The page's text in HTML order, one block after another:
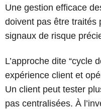
Une gestion efficace
doivent pas être traités
signaux de risque
L’approche dite “cycle
expérience client et
Un client peut tester
pas centralisées. À